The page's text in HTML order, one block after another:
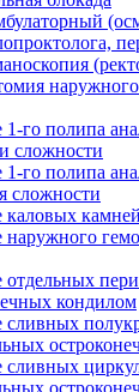
1-го полипа
сложности
1-го полипа
сложности
каловых камней
наружного
отдельных
кондилом
сливных
сливных